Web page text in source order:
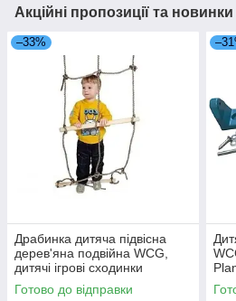
Акційні пропозиції та новинки
–33%
Драбинка дитяча підвісна
дерев'яна подвійна WCG,
дитячі ігрові сходинки
Planetsport
Готово до відправки